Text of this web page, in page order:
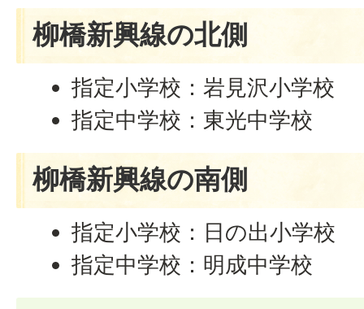
柳橋新興線の北側
指定小学校：岩見沢小学校
指定中学校：東光中学校
柳橋新興線の南側
指定小学校：日の出小学校
指定中学校：明成中学校